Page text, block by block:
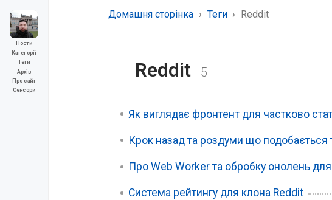
Пости
Категорії
Теги
Архів
Про сайт
Сенсори
Домашня сторінка Теги Reddit
Reddit 5
Як виглядає фронтент для частково
Крок назад та роздуми що подобається
Про Web Worker та обробку онолень
Система рейтингу для клона Reddit